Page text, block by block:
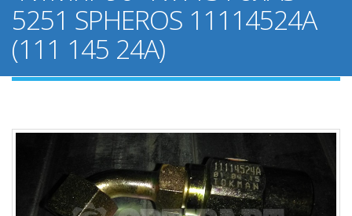
5251 SPHEROS 11114524A
(111 145 24A)